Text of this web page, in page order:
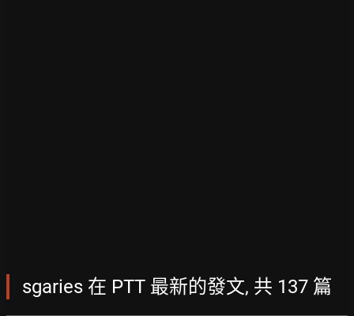
sgaries 在 PTT 最新的發文, 共 137 篇